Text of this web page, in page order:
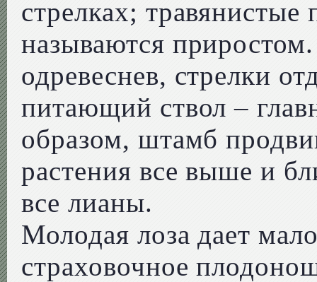
стрелках; травянистые
называются
одревеснев, стрелки
питающий ствол –
образом, штамб
растения все выше и
все лианы.
Молодая лоза дает
страховочное